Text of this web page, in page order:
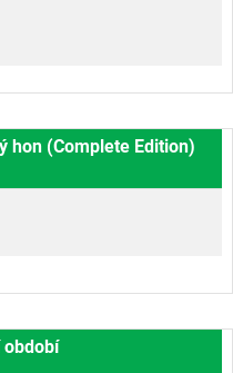
hon (Complete Edition)
období